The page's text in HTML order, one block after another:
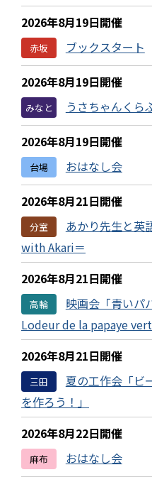
2026年8月19日開催
赤坂 ブックスタート
2026年8月19日開催
みなと うさちゃんくら
2026年8月19日開催
台場 おはなし会
2026年8月21日開催
分室
あかり先生と
with Akari＝
2026年8月21日開催
高輪
映画会「青いパ
Lodeur de la papaye
2026年8月21日開催
三田
夏の工作会「ビ
を作ろう！」
2026年8月22日開催
麻布 おはなし会